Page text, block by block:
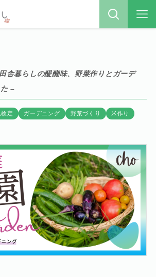
舎暮らしの醍醐味、野菜作りとガーデ
–
検定 ガーデニング 野菜づくり 米作り